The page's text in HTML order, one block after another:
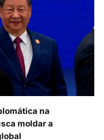
na
moldar a